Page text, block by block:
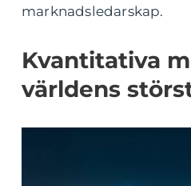
marknadsledarskap.
Kvantitativa
världens